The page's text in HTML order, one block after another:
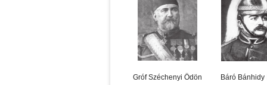
Gróf Széchenyi Ödön Báró Bánhidy